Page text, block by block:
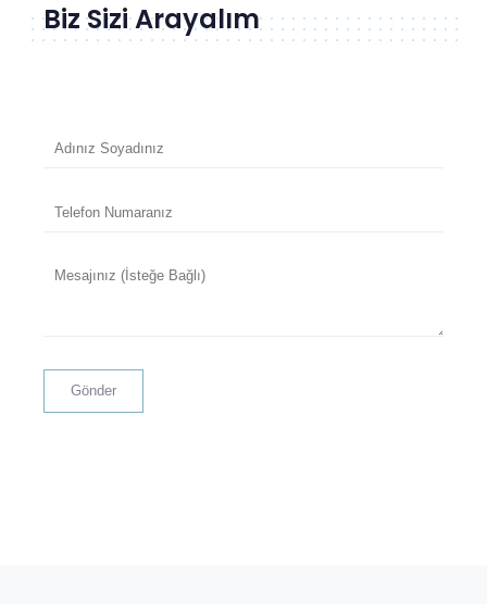
Biz Sizi Arayalım